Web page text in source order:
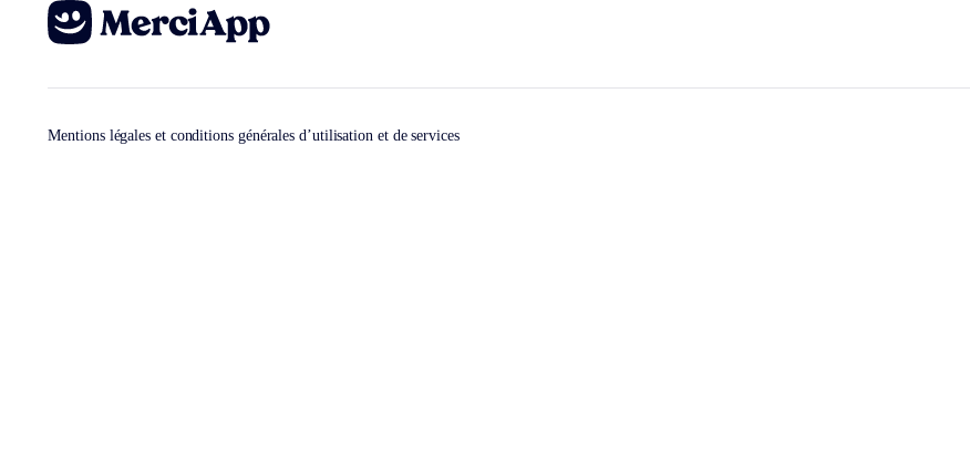
Mentions légales et conditions générales d’utilisation et de services